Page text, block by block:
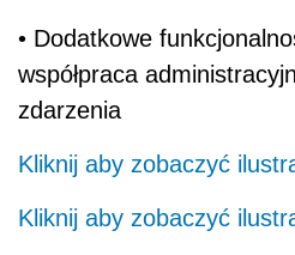
• Dodatkowe
współpraca
zdarzenia
Kliknij aby zobaczyć
Kliknij aby zobaczyć